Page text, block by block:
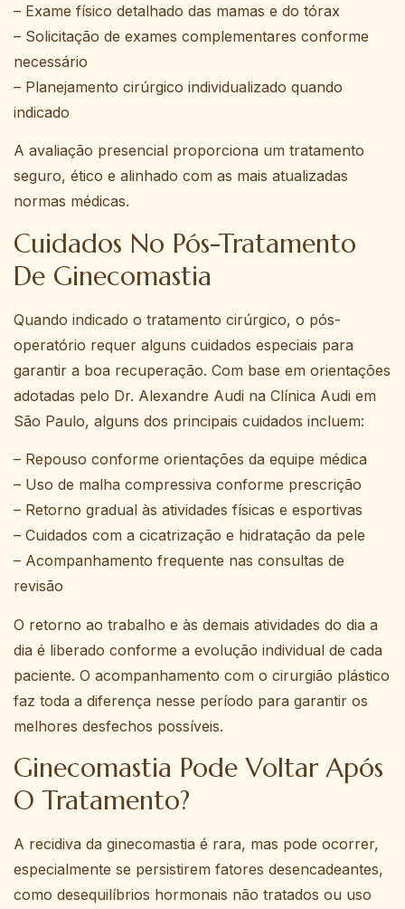
– Exame físico detalhado das mamas e do tórax
– Solicitação de exames complementares conforme
necessário
– Planejamento cirúrgico individualizado quando
indicado
A avaliação presencial proporciona um tratamento
seguro, ético e alinhado com as mais atualizadas
normas médicas.
Cuidados No Pós-Tratamento
De Ginecomastia
Quando indicado o tratamento cirúrgico, o pós-
operatório requer alguns cuidados especiais para
garantir a boa recuperação. Com base em orientações
adotadas pelo Dr. Alexandre Audi na Clínica Audi em
São Paulo, alguns dos principais cuidados incluem:
– Repouso conforme orientações da equipe médica
– Uso de malha compressiva conforme prescrição
– Retorno gradual às atividades físicas e esportivas
– Cuidados com a cicatrização e hidratação da pele
– Acompanhamento frequente nas consultas de
revisão
O retorno ao trabalho e às demais atividades do dia a
dia é liberado conforme a evolução individual de cada
paciente. O acompanhamento com o cirurgião plástico
faz toda a diferença nesse período para garantir os
melhores desfechos possíveis.
Ginecomastia Pode Voltar Após
O Tratamento?
A recidiva da ginecomastia é rara, mas pode ocorrer,
especialmente se persistirem fatores desencadeantes,
como desequilíbrios hormonais não tratados ou uso